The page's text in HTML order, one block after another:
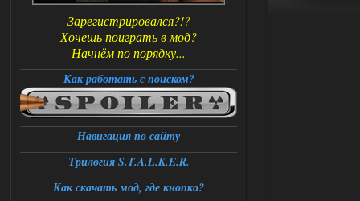
Зарегистрировался?!?
Хочешь поиграть в мод?
Начнём по порядку...
Как работать с поиском?
Навигация по сайту
Трилогия S.T.A.L.K.E.R.
Как скачать мод, где кнопка?